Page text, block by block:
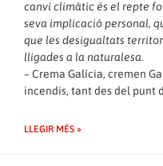
canvi climàtic és el repte
seva implicació personal,
que les desigualtats
lligades a la naturalesa.
– Crema Galícia, cremen
incendis, tant des del punt
LLEGIR MÉS »